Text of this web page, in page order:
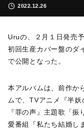
2022.12.26
Uruの、２月１日発売
初回生産カバー盤のダ
で公開となった。
本アルバムは、前作か
ムで、TVアニメ『半
『罪の声』主題歌「
愛番組『私たち結婚し